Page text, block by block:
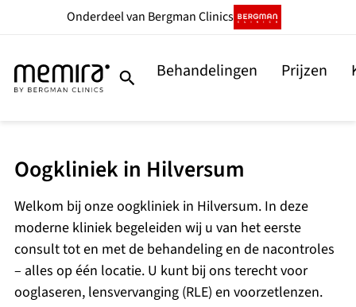
Onderdeelvan Bergman Clinics
Behandelingen Prijzen
Oogkliniek in Hilversum
Welkom bij onze oogkliniek in Hilversum. In deze
moderne kliniek begeleiden wij u van het eerste
consult tot en met de behandeling en de nacontroles
– alles op één locatie. U kunt bij ons terecht voor
ooglaseren, lensvervanging (RLE) en voorzetlenzen.